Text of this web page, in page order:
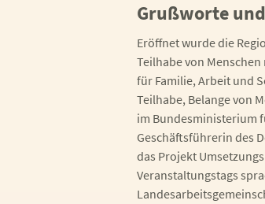
Grußworte
Eröffnet wurde die
Teilhabe von
für Familie, Arbeit und
Teilhabe, Belange von
im Bundesministerium
Geschäftsführerin des
das Projekt
Veranstaltungstags